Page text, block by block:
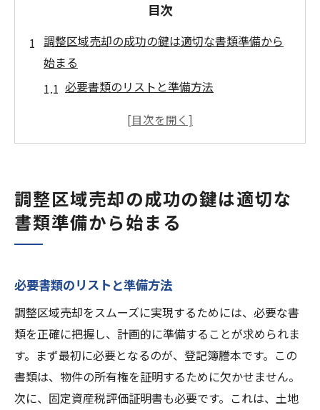
目次
調整区域売却の成功の鍵は適切な書類準備から
始まる
必要書類のリストと準備方法
書類の正確性がもたらす信頼性
適切な書類管理が売却成功を左右する
調整区域売却における重要な計画ポイントとは
売却タイミングの見極め方
ターゲット層に合わせたプロモーション戦
略
売却計画の柔軟性が持つメリット
リスクを最小限に抑える計画作成法
計画の進捗を確認するための指標設定
調整区域売却の成功の鍵は適切な
書類準備から始まる
必要書類のリストと準備方法
調整区域売却をスムーズに実現するためには、必要な書
類を正確に把握し、計画的に準備することが求められま
す。まず最初に必要となるのが、登記簿謄本です。この
書類は、物件の所有権を証明するために欠かせません。
次に、固定資産税評価証明書も必要です。これは、土地